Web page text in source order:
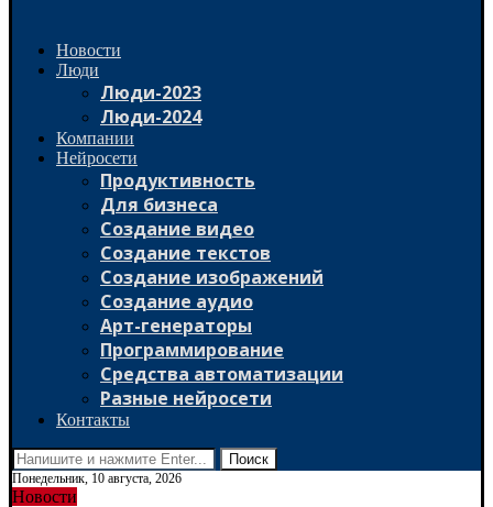
Новости
Люди
Люди-2023
Люди-2024
Компании
Нейросети
Продуктивность
Для бизнеса
Создание видео
Создание текстов
Создание изображений
Создание аудио
Арт-генераторы
Программирование
Средства автоматизации
Разные нейросети
Контакты
Поиск
Понедельник, 10 августа, 2026
Новости